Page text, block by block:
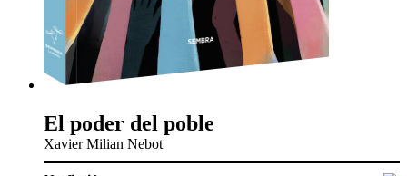
El poder del poble
Xavier Milian Nebot